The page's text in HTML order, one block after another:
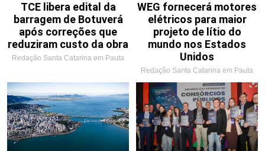
TCE libera edital da
barragem de Botuverá
após correções que
reduziram custo da obra
Redação Santa Catarina em Pauta
WEG fornecerá motores
elétricos para maior
projeto de lítio do
mundo nos Estados
Unidos
Redação Santa Catarina em Pauta